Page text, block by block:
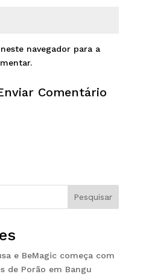
navegador para a
Pesquisar
e BeMagic começa com
de Porão em Bangu